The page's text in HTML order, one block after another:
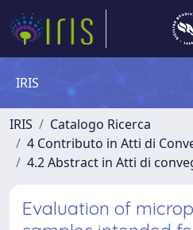
IRIS
IRIS
Catalogo Ricerca
4 Contributo in Atti di
4.2 Abstract in Atti di
Evaluation of